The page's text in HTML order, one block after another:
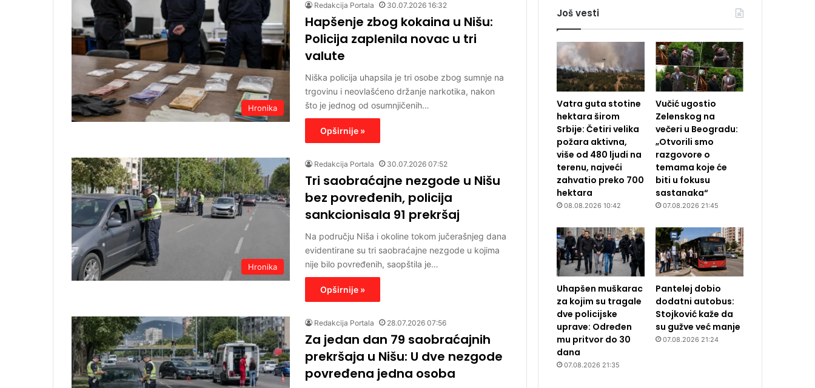
Hronika
Redakcija Portala 30.07.2026 16:32
Hapšenje zbog kokaina u Nišu:
Policija zaplenila novac u tri
valute
Niška policija uhapsila je tri osobe zbog sumnje na
trgovinu i neovlašćeno držanje narkotika, nakon
što je jednog od osumnjičenih…
Opširnije »
Hronika
Redakcija Portala 30.07.2026 07:52
Tri saobraćajne nezgode u Nišu
bez povređenih, policija
sankcionisala 91 prekršaj
Na području Niša i okoline tokom jučerašnjeg dana
evidentirane su tri saobraćajne nezgode u kojima
nije bilo povređenih, saopštila je…
Opširnije »
Redakcija Portala 28.07.2026 07:56
Za jedan dan 79 saobraćajnih
prekršaja u Nišu: U dve nezgode
povređena jedna osoba
Još vesti
Vatra guta stotine
hektara širom
Srbije: Četiri velika
požara aktivna,
više od 480 ljudi na
terenu, najveći
zahvatio preko 700
hektara
08.08.2026 10:42
Vučić ugostio
Zelenskog na
večeri u Beogradu:
„Otvorili smo
razgovore o
temama koje će
biti u fokusu
sastanaka“
07.08.2026 21:45
Uhapšen muškarac
za kojim su tragale
dve policijske
uprave: Određen
mu pritvor do 30
dana
07.08.2026 21:35
Pantelej dobio
dodatni autobus:
Stojković kaže da
su gužve već manje
07.08.2026 21:24